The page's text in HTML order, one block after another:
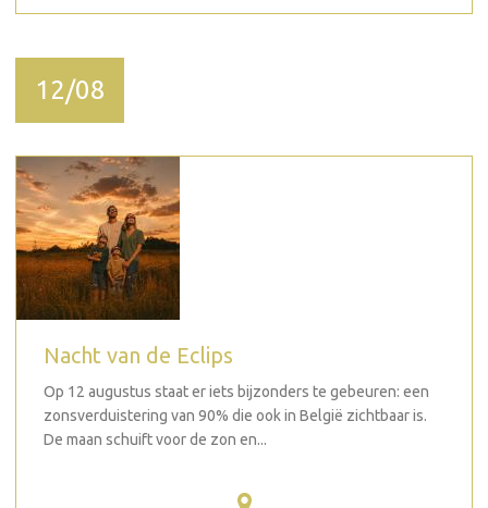
12/08
Nacht van de Eclips
Op 12 augustus staat er iets bijzonders te gebeuren: een
zonsverduistering van 90% die ook in België zichtbaar is.
De maan schuift voor de zon en...